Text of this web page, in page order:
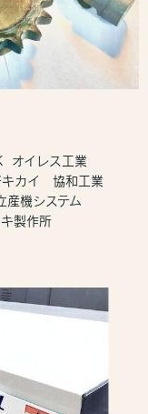
オイレス工業
カイ 協和工業
産機システム
製作所